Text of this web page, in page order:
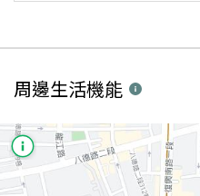
周邊生活機能